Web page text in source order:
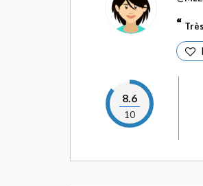
8.6
10